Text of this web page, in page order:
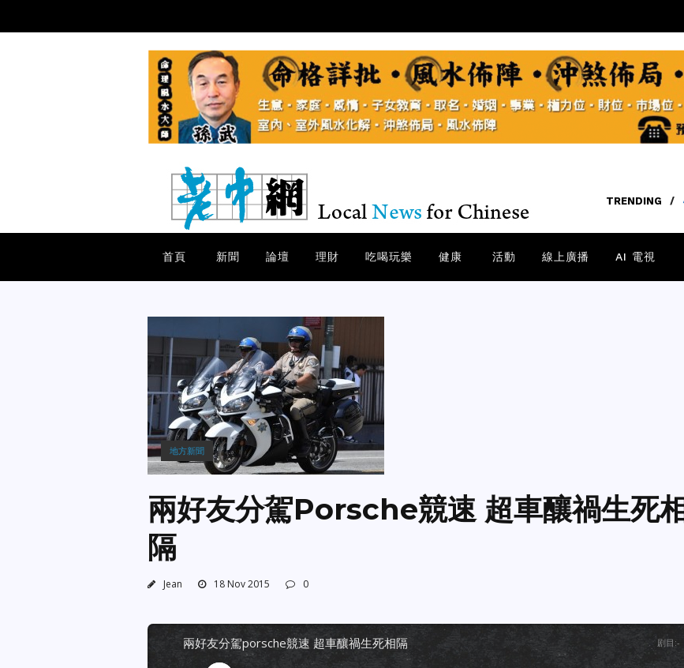
TRENDING /
首頁 新聞 論壇 理財 吃喝玩樂 健康 活動 線上廣播 AI 電視
地方新聞
兩好友分駕Porsche競速 超車釀禍生死
隔
Jean 18 Nov 2015 0
兩好友分駕porsche競速 超車釀禍生死相隔 剧目 :-